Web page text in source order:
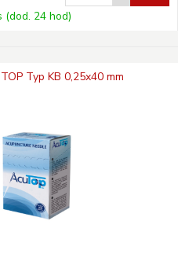
(dod. 24 hod)
Typ KB 0,25x40 mm